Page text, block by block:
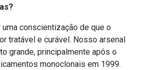
conscientização de que o
tratável e curável. Nosso arsenal
grande, principalmente após o
monoclonais em 1999.